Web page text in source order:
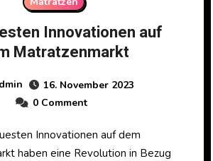
Innovationen auf
Matratzenmarkt
16. November 2023
0 Comment
haben eine Revolution in Bezug